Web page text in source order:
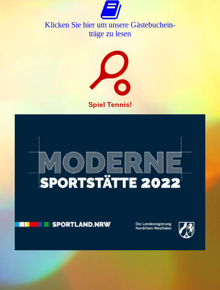
Klicken Sie hier um unsere Gäs­te­buch­ein­
trä­ge zu lesen
Spiel Tennis!